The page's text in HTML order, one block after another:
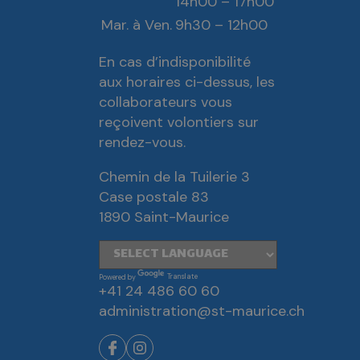
Chemin de la Tuilerie 3
Case postale 83
1890 Saint-Maurice
+41 24 486 60 60
administration@st-maurice.ch
Mar. à Ven. 9h30 – 12h00
En cas d’indisponibilité
aux horaires ci-dessus, les
collaborateurs vous
reçoivent volontiers sur
rendez-vous.
Powered by Translate